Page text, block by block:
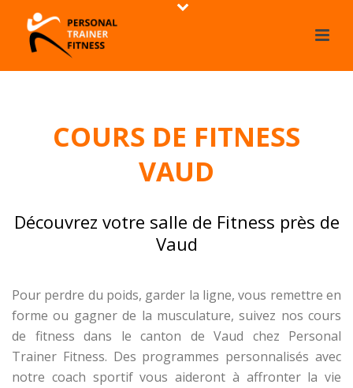
COURS DE FITNESS
VAUD
Découvrez votre salle de Fitness près de
Vaud
Pour perdre du poids, garder la ligne, vous remettre en
forme ou gagner de la musculature, suivez nos cours
de fitness dans le canton de Vaud chez Personal
Trainer Fitness. Des programmes personnalisés avec
notre coach sportif vous aideront à affronter la vie